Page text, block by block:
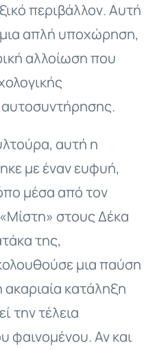
περιβάλλον. Αυτή
μια απλή υποχώρηση,
αλλοίωση που
αυτή η
με έναν ευφυή,
μέσα από τον
στους Δέκα
της,
μια παύση
κατάληξη
την τέλεια
φαινομένου. Αν και